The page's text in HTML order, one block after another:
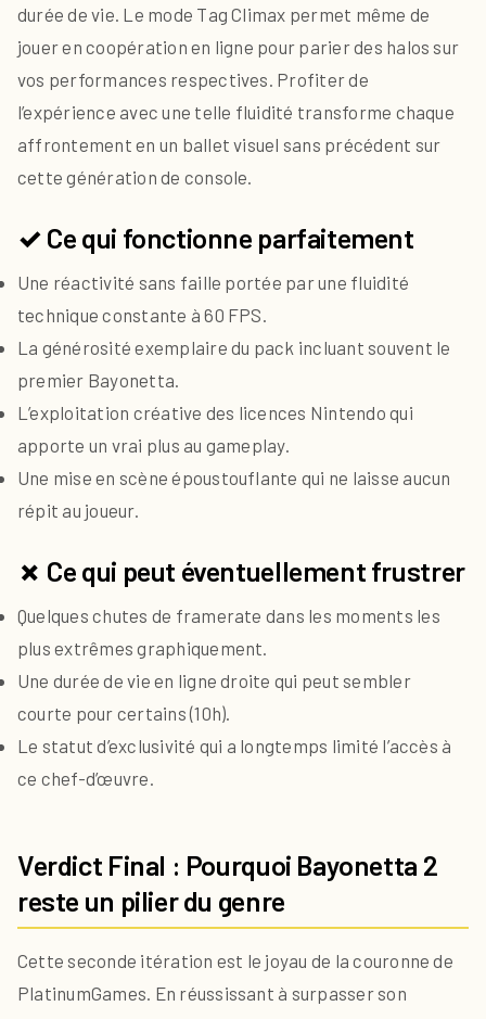
durée de vie. Le mode Tag Climax permet même de
jouer en coopération en ligne pour parier des halos sur
vos performances respectives. Profiter de
l’expérience avec une telle fluidité transforme chaque
affrontement en un ballet visuel sans précédent sur
cette génération de console.
✓ Ce qui fonctionne parfaitement
Une réactivité sans faille portée par une fluidité
technique constante à 60 FPS.
La générosité exemplaire du pack incluant souvent le
premier Bayonetta.
L’exploitation créative des licences Nintendo qui
apporte un vrai plus au gameplay.
Une mise en scène époustouflante qui ne laisse aucun
répit au joueur.
✗ Ce qui peut éventuellement frustrer
Quelques chutes de framerate dans les moments les
plus extrêmes graphiquement.
Une durée de vie en ligne droite qui peut sembler
courte pour certains (10h).
Le statut d’exclusivité qui a longtemps limité l’accès à
ce chef-d’œuvre.
Verdict Final : Pourquoi Bayonetta 2
reste un pilier du genre
Cette seconde itération est le joyau de la couronne de
PlatinumGames. En réussissant à surpasser son